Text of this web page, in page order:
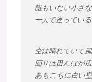
誰もいない小さ
一人で座ってい
空は晴れていて
回りは田んぼが
あちこちに白い